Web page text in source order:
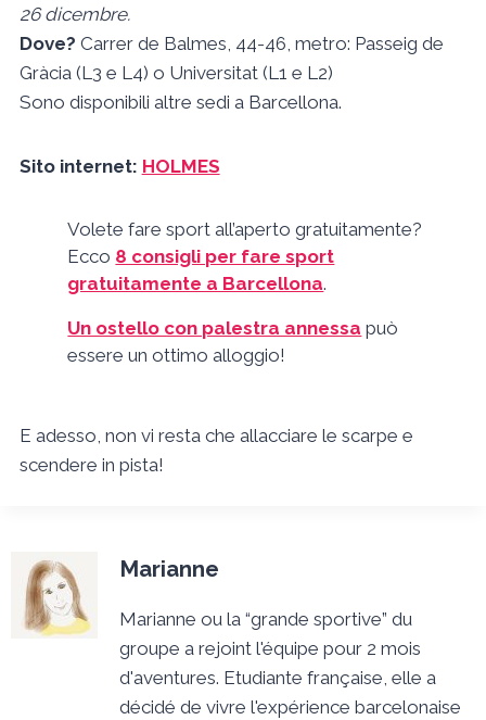
26 dicembre.
Dove? Carrer de Balmes, 44-46, metro: Passeig de
Gràcia (L3 e L4) o Universitat (L1 e L2)
Sono disponibili altre sedi a Barcellona.
Sito internet: HOLMES
Volete fare sport all’aperto gratuitamente?
Ecco 8 consigli per fare sport
gratuitamente a Barcellona.
Un ostello con palestra annessa può
essere un ottimo alloggio!
E adesso, non vi resta che allacciare le scarpe e
scendere in pista!
Marianne
Marianne ou la “grande sportive” du
groupe a rejoint l'équipe pour 2 mois
d'aventures. Etudiante française, elle a
décidé de vivre l'expérience barcelonaise